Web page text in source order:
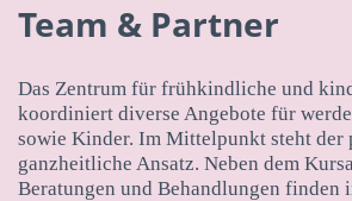
Team & Partner
Das Zentrum für frühkindliche und
koordiniert diverse Angebote für
sowie Kinder. Im Mittelpunkt steht der
ganzheitliche Ansatz. Neben dem
Beratungen und Behandlungen finden